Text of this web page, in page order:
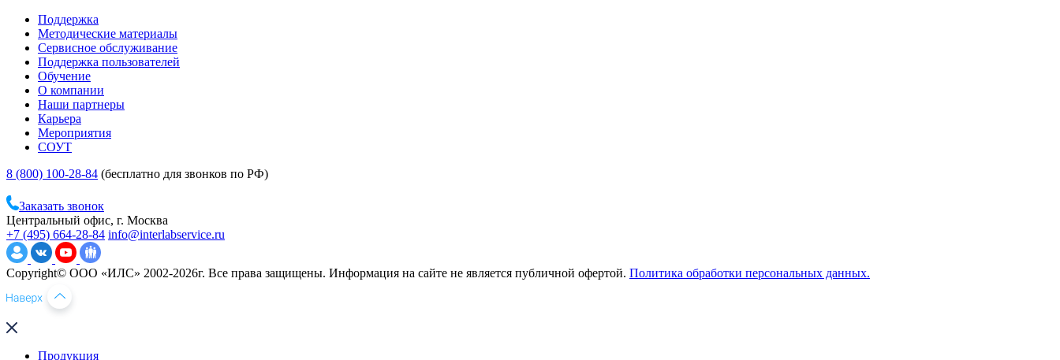
Поддержка
Методические материалы
Сервисное обслуживание
Поддержка пользователей
Обучение
О компании
Наши партнеры
Карьера
Мероприятия
СОУТ
8 (800) 100-28-84 (бесплатно для звонков по РФ)
Заказать звонок
Центральный офис, г. Москва
+7 (495) 664-28-84 info@interlabservice.ru
Copyright© ООО «ИЛС» 2002-2026г. Все права защищены. Информация на сайте не является публичной офертой. Политика обработки персональных данных.
Продукция